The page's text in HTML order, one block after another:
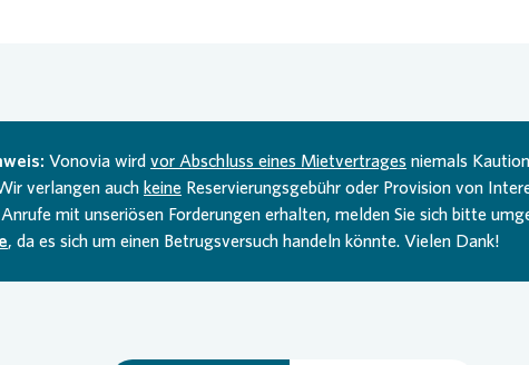
Vonovia wird vor Abschluss eines Mietvertrages niemals
verlangen auch keine Reservierungsgebühr oder Provision von
mit unseriösen Forderungen erhalten, melden Sie sich bitte
, da es sich um einen Betrugsversuch handeln könnte. Vielen Dank!